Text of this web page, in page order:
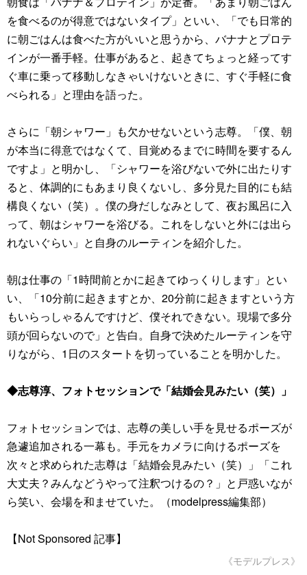
を食べるのが得意ではないタイプ」といい、「でも日常的
に朝ごはんは食べた方がいいと思うから、バナナとプロテ
インが一番手軽。仕事があると、起きてちょっと経ってす
ぐ車に乗って移動しなきゃいけないときに、すぐ手軽に食
べられる」と理由を語った。
さらに「朝シャワー」も欠かせないという志尊。「僕、朝
が本当に得意ではなくて、目覚めるまでに時間を要するん
ですよ」と明かし、「シャワーを浴びないで外に出たりす
ると、体調的にもあまり良くないし、多分見た目的にも結
構良くない（笑）。僕の身だしなみとして、夜お風呂に入
って、朝はシャワーを浴びる。これをしないと外には出ら
れないぐらい」と自身のルーティンを紹介した。
朝は仕事の「1時間前とかに起きてゆっくりします」とい
い、「10分前に起きますとか、20分前に起きますという方
もいらっしゃるんですけど、僕それできない。現場で多分
頭が回らないので」と告白。自身で決めたルーティンを守
りながら、1日のスタートを切っていることを明かした。
◆志尊淳、フォトセッションで「結婚会見みたい（笑）」
フォトセッションでは、志尊の美しい手を見せるポーズが
急遽追加される一幕も。手元をカメラに向けるポーズを
次々と求められた志尊は「結婚会見みたい（笑）」「これ
大丈夫？みんなどうやって注釈つけるの？」と戸惑いなが
ら笑い、会場を和ませていた。（modelpress編集部）
【Not Sponsored 記事】
《モデルプレス》